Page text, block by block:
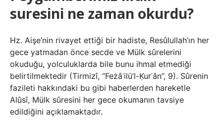
suresini ne zaman okurdu?
Hz. Aişe’nin rivayet ettiği bir hadiste, Resûlullah’ın her
gece yatmadan önce secde ve Mülk sûrelerini
okuduğu, yolculuklarda bile bunu ihmal etmediği
belirtilmektedir (Tirmizî, “Feżâʾilü’l-Ḳurʾân”, 9). Sûrenin
fazileti hakkındaki bu gibi haberlerden hareketle
Alûsî, Mülk sûresini her gece okumanın tavsiye
edildiğini açıklamaktadır.